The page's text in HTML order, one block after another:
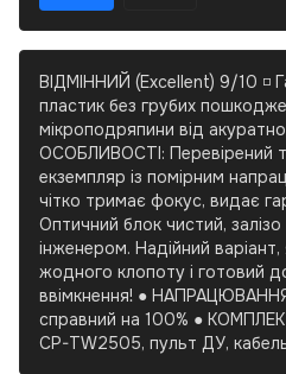
ВІДМІННИЙ (Excellent) 9/10 ◽
пластик без грубих
мікроподряпини від
ОСОБЛИВОСТІ: Перевірений
екземпляр із помірним
чітко тримає фокус, видає
Оптичний блок чистий,
інженером. Надійний
жодного клопоту і готовий
ввімкнення! ●
справний на 100% ●
CP-TW2505, пульт ДУ,